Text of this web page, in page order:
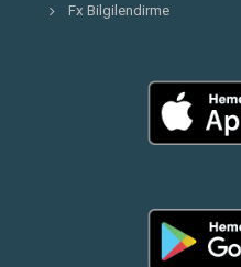
Fx Bilgilendirme